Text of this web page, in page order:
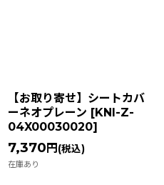
【お取り寄せ】シートカバ
ーネオプレーン [KNI-Z-
04X00030020]
7,370 円 (税込)
在庫あり